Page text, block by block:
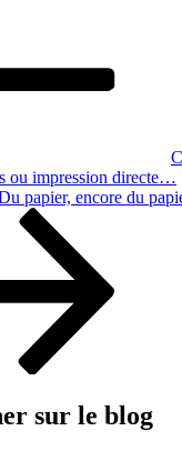
ou impression directe…
papier, encore du
sur le blog